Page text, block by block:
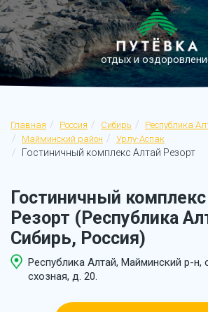
отдых и
Главная Россия Сибирь
Республика
Майминский район
Урлу-Аспак
Гостиничный комплекс Алтай Резорт
Гостиничный
Резорт (Республика
Сибирь, Россия)
Республика Алтай, Майминский р-н,
схозная, д. 20.